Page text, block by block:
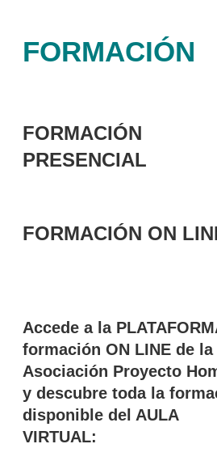
FORMACIÓN
FORMACIÓN
PRESENCIAL
FORMACIÓN ON
Accede a la
formación ON LINE de la
Asociación Proyecto
y descubre toda la
disponible del AULA
VIRTUAL: